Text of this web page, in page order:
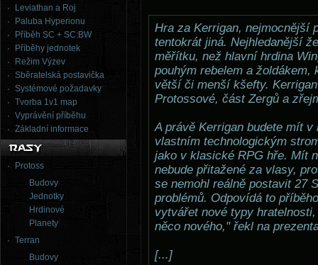
Leviathan a Roj
Paluba Hyperionu
Příběh SC + SC:BW
Příběhy jednotek
Režim Výzev
Sběratelská postavička
Systémové požadavky
Tvorba 1v1 map
Vyprávění příběhu
Základní informace
Protoss
Budovy
Jednotky
Hrdinové
Planety
Terran
Budovy
Hra za Kerrigan, nejmocnější
tentokrát jiná. Nejhledanější
měřítku, než hlavní hrdina
pouhým rebelem a
větší či menší kšefty.
Protossové, část Zergů a
A právě Kerrigan budete mít
vlastním technologickým
jako v klasické RPG hře. Mít
nebude přitažené za vlasy,
se nemohl reálně postavit 27
problémů. Odpovídá to
vytvářet nové typy
něco nového," řekl na
[...]